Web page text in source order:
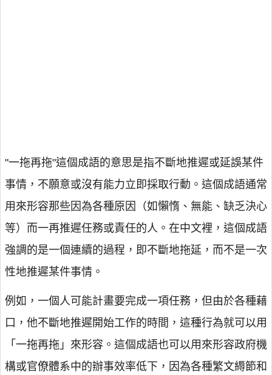
"一拖再拖"這個成語的意思是指不斷地推遲或延誤某件
事情，不願意或沒有能力立即採取行動。這個成語通常
用來形容那些因為各種原因（如懶惰、無能、缺乏決心
等）而一再推遲任務或責任的人。在中文裡，這個成語
強調的是一個連續的過程，即不斷地拖延，而不是一次
性地推遲某件事情。
例如，一個人可能計畫要完成一項任務，但由於各種藉
口，他不斷地推遲開始工作的時間，這種行為就可以用
「一拖再拖」來形容。這個成語也可以用來形容政府機
構或官僚體系中的辦事效率低下，因為各種繁文縟節和